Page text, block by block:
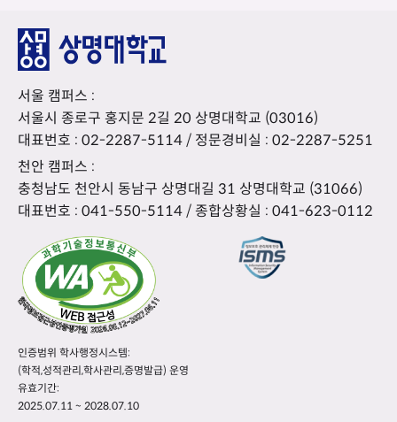
서울 캠퍼스 :
서울시 종로구 홍지문 2길 20 상명대학교 (03016)
대표번호 : 02-2287-5114 / 정문경비실 : 02-2287-5251
천안 캠퍼스 :
충청남도 천안시 동남구 상명대길 31 상명대학교 (31066)
대표번호 : 041-550-5114 / 종합상황실 : 041-623-0112
인증범위 학사행정시스템:
(학적,성적관리,학사관리,증명발급) 운영
유효기간:
2025.07.11 ~ 2028.07.10